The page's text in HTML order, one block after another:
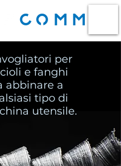
per
e fanghi
abbinare a
tipo di
utensile.